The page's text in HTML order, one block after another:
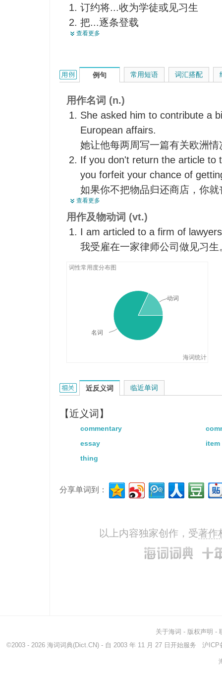
商品，制品
一件
【动】节
订约将...收为学徒或见习生
把...逐条登载
分条解释
使受协议条款的约束，用条款约
约定，订契约
对…提出控诉
查看更多
article的用法和样例：
例句
用作名词 (n.)
She asked him to contribute a
European affairs.
她让他每两周写一篇有关欧洲情
If you don't return the article to
you forfeit your chance of
如果你不把物品归还商店，你
Article 180 states that one
women.
第180条规定,三分之一的成员必
Today we'll discuss the use of
今天我们讨论冠词的用法。
article for each of the 30
考试并不难，我得给三十个句
查看更多
用作及物动词 (vt.)
I am articled to a firm of
我受雇在一家律师公司做见习生
词性常用度分布图
海词统计
名词
动词
常用短语 词汇搭配
article的相关资料：
近反义词
【近义词】
commentary
essay
item
thing
临近单词
分享单词到：
以上内容独家创作，受著作
关于海词 - 版权声明 -
©2003 - 2026 海词词典(Dict.CN) - 自 2003 年 11 月 27 日开始服务 沪ICP